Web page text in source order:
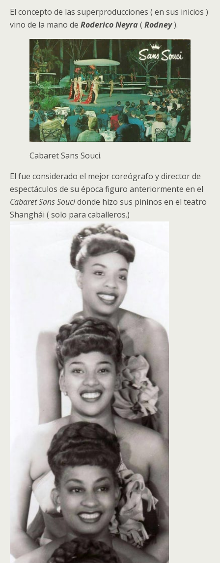
El concepto de las superproducciones ( en sus inicios )
vino de la mano de Roderico Neyra ( Rodney).
Cabaret Sans Souci.
El fue considerado el mejor coreógrafo y director de
espectáculos de su época figuro anteriormente en el
Cabaret Sans Soucidonde hizo sus pininos en el teatro
Shanghái ( solo para caballeros.)